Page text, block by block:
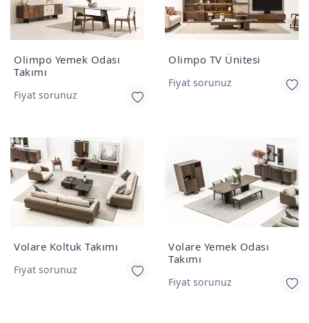
Olimpo Yemek Odası
Takımı
Fiyat sorunuz
Olimpo TV Ünitesi
Fiyat sorunuz
Volare Koltuk Takımı
Fiyat sorunuz
Volare Yemek Odası
Takımı
Fiyat sorunuz